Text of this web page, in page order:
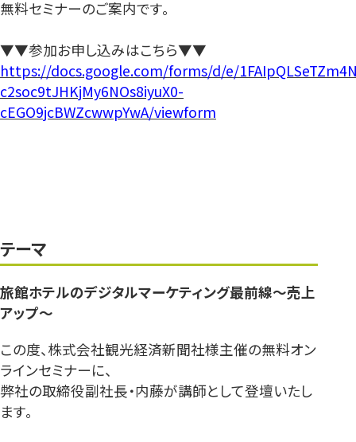
無料セミナーのご案内です。
▼▼参加お申し込みはこちら▼▼
https://docs.google.com/forms/d/e/
c2soc9tJHKjMy6NOs8iyuX0-
cEGO9jcBWZcwwpYwA/viewform
テーマ
旅館ホテルのデジタルマーケティング最前線～売上
アップ～
この度、株式会社観光経済新聞社様主催の無料オン
ラインセミナーに、
弊社の取締役副社長・内藤が講師として登壇いたし
ます。